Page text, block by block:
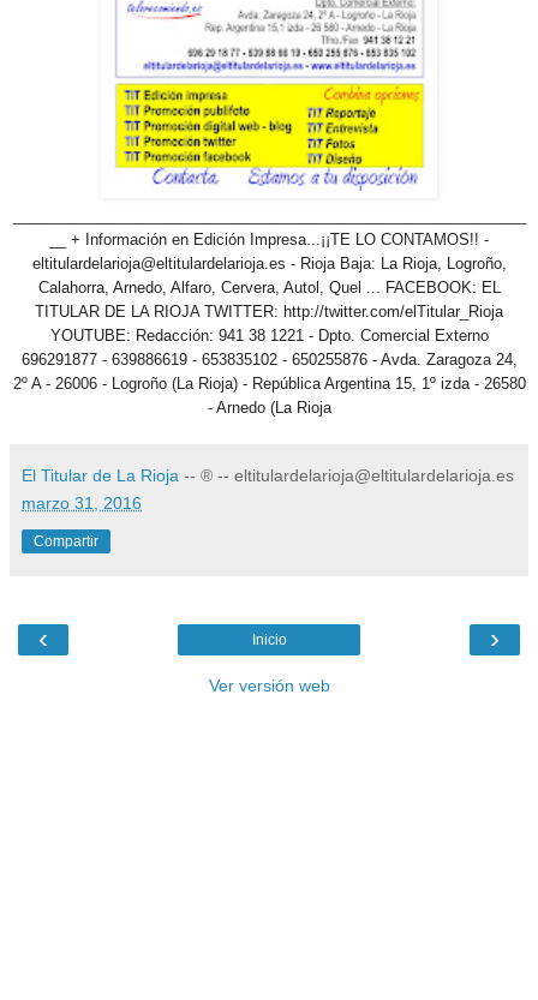
__ + Información en Edición Impresa...¡¡TE LO CONTAMOS!! -
eltitulardelarioja@eltitulardelarioja.es - Rioja Baja: La Rioja, Logroño,
Calahorra, Arnedo, Alfaro, Cervera, Autol, Quel ... FACEBOOK: EL
TITULAR DE LA RIOJA TWITTER: http://twitter.com/elTitular_Rioja
YOUTUBE: Redacción: 941 38 1221 - Dpto. Comercial Externo
696291877 - 639886619 - 653835102 - 650255876 - Avda. Zaragoza 24,
2º A - 26006 - Logroño (La Rioja) - República Argentina 15, 1º izda - 26580
- Arnedo (La Rioja
El Titular de La Rioja -- ® -- eltitulardelarioja@eltitulardelarioja.es
marzo 31, 2016
Compartir
‹ ›
Inicio
Ver versión web